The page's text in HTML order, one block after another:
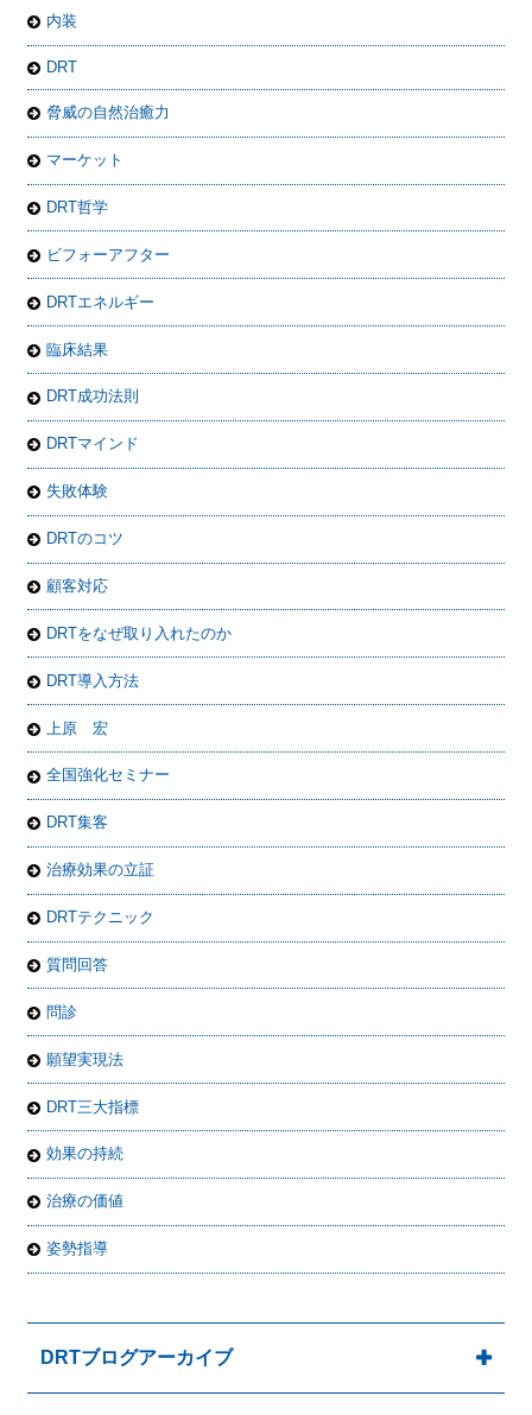
内装
DRT
脅威の自然治癒力
マーケット
DRT哲学
ビフォーアフター
DRTエネルギー
臨床結果
DRT成功法則
DRTマインド
失敗体験
DRTのコツ
顧客対応
DRTをなぜ取り入れたのか
DRT導入方法
上原 宏
全国強化セミナー
DRT集客
治療効果の立証
DRTテクニック
質問回答
問診
願望実現法
DRT三大指標
効果の持続
治療の価値
姿勢指導
DRTブログアーカイブ